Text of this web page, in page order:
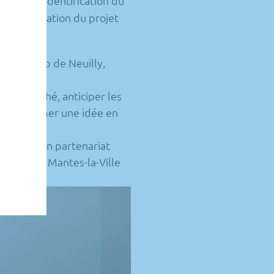
structuration du projet
Rotary Club de Neuilly,
un marché, anticiper les
une idée en
en partenariat
site de Mantes-la-Ville